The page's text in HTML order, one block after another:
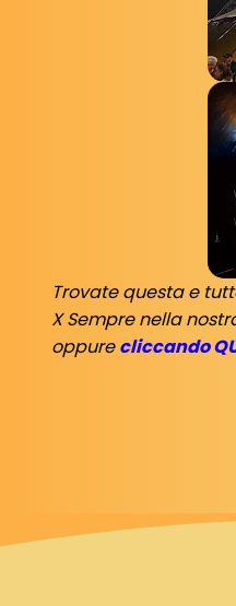
Trovate questa e
X Sempre nella
oppurecliccando